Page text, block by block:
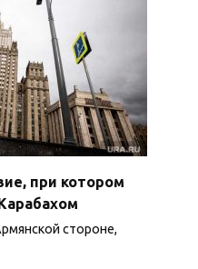
при котором
стороне,